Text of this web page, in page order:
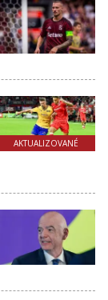
AKTUALIZOVANÉ